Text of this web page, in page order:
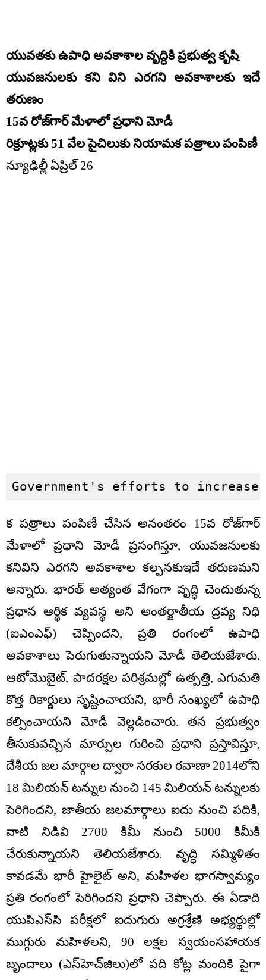
యువతకు ఉపాధి అవకాశాల వృద్ధికి ప్రభుత్వ కృషి
యువజనులకు కని విని ఎరగని అవకాశాలకు ఇదే
తరుణం
15వ రోజ్‌గార్ మేళాలో ప్రధాని మోడీ
రిక్రూట్లకు 51 వేల పైచిలుకు నియామక పత్రాలు పంపిణీ
న్యూఢిల్లీ ఏప్రిల్ 26
Government's efforts to increase
క పత్రాలు పంపిణీ చేసిన అనంతరం 15వ రోజ్‌గార్
మేళాలో ప్రధాని మోడీ ప్రసంగిస్తూ, యువజనులకు
కనివిని ఎరగని అవకాశాల కల్పనకుఇదే తరుణమని
అన్నారు. భారత్ అత్యంత వేగంగా వృద్ధి చెందుతున్న
ప్రధాన ఆర్థిక వ్యవస్థ అని అంతర్జాతీయ ద్రవ్య నిధి
(ఐఎంఎఫ్) చెప్పిందని, ప్రతి రంగంలో ఉపాధి
అవకాశాలు పెరుగుతున్నాయని మోడీ తెలియజేశారు.
ఆటోమొబైట్, పాదరక్షల పరిశ్రమల్లో ఉత్పత్తి, ఎగుమతి
కొత్త రికార్డులు సృష్టించాయని, భారీ సంఖ్యలో ఉపాధి
కల్పించాయని మోడీ వెల్లడించారు. తన ప్రభుత్వం
తీసుకువచ్చిన మార్పుల గురించి ప్రధాని ప్రస్తావిస్తూ,
దేశీయ జల మార్గాల ద్వారా సరకుల రవాణా 2014లోని
18 మిలియన్ టన్నుల నుంచి 145 మిలియన్ టన్నులకు
పెరిగిందని, జాతీయ జలమార్గాలు ఐదు నుంచి పదికి,
వాటి నిడివి 2700 కిమీ నుంచి 5000 కిమీకి
చేరుకున్నాయని తెలియజేశారు. వృద్ధి సమ్మిళితం
కావడమే భారీ హైలైట్ అని, మహిళల భాగస్వామ్యం
ప్రతి రంగంలో పెరిగిందని ప్రధాని చెప్పారు. ఈ ఏడాది
యుపిఎస్‌సి పరీక్షలో ఐదుగురు అగ్రశ్రేణి అభ్యర్థుల్లో
ముగ్గురు మహిళలని, 90 లక్షల స్వయంసహాయక
బృందాలు (ఎస్‌హెచ్‌జిలు)లో పది కోట్ల మందికి పైగా